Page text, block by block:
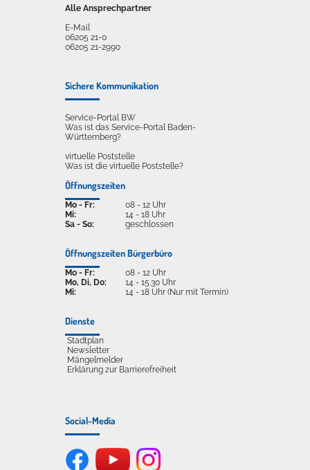
Alle Ansprechpartner
E-Mail
06205 21-0
06205 21-2990
Sichere Kommunikation
Service-Portal BW
Was ist das Service-Portal Baden-
Württemberg?
virtuelle Poststelle
Was ist die virtuelle Poststelle?
Öffnungszeiten
Mo - Fr:
Mi:
Sa - So:
08 - 12 Uhr
14 - 18 Uhr
geschlossen
Öffnungszeiten Bürgerbüro
Mo - Fr:
Mo, Di, Do:
Mi:
08 - 12 Uhr
14 - 15.30 Uhr
14 - 18 Uhr (Nur mit Termin)
Dienste
Stadtplan
Newsletter
Mängelmelder
Erklärung zur Barrierefreiheit
Social-Media